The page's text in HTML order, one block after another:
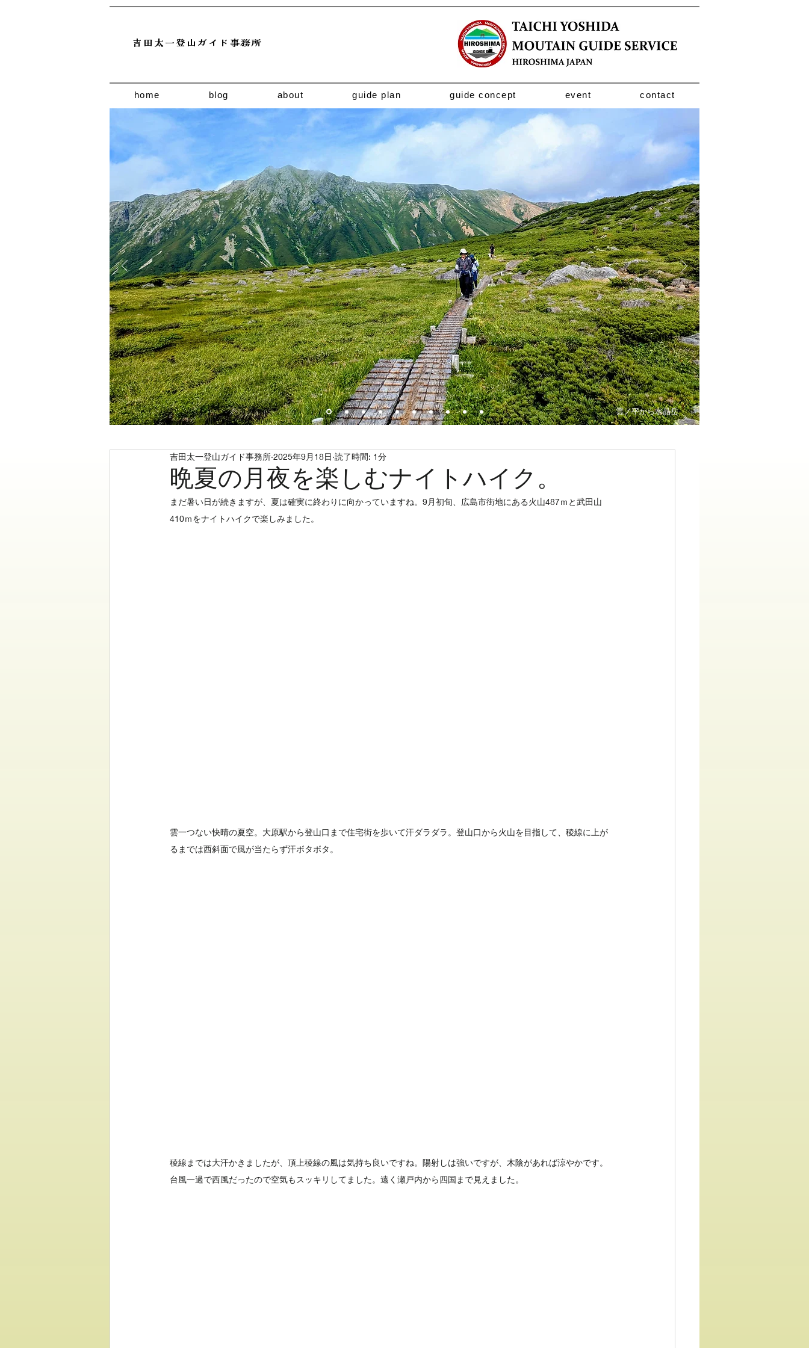
吉田太一登山ガイド事務所
home blog about guide plan guide concept event contact
雲ノ平から水晶岳
晩夏の月夜を楽しむナイトハイク。
吉田太一登山ガイド事務所 2025年9月18日 読了時間: 1分
まだ暑い日が続きますが、夏は確実に終わりに向かっていますね。9月初旬、広島市街地にある火山487ｍと武田山
410ｍをナイトハイクで楽しみました。
雲一つない快晴の夏空。大原駅から登山口まで住宅街を歩いて汗ダラダラ。登山口から火山を目指して、稜線に上が
るまでは西斜面で風が当たらず汗ボタボタ。
稜線までは大汗かきましたが、頂上稜線の風は気持ち良いですね。陽射しは強いですが、木陰があれば涼やかです。
台風一過で西風だったので空気もスッキリしてました。遠く瀬戸内から四国まで見えました。